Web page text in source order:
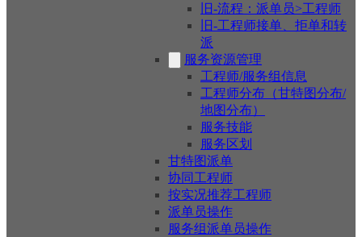
旧-流程：派单员>工程师
旧-工程师接单、拒单和转
派
服务资源管理
工程师/服务组信息
工程师分布（甘特图分布/
地图分布）
服务技能
服务区划
甘特图派单
协同工程师
按实况推荐工程师
派单员操作
服务组派单员操作